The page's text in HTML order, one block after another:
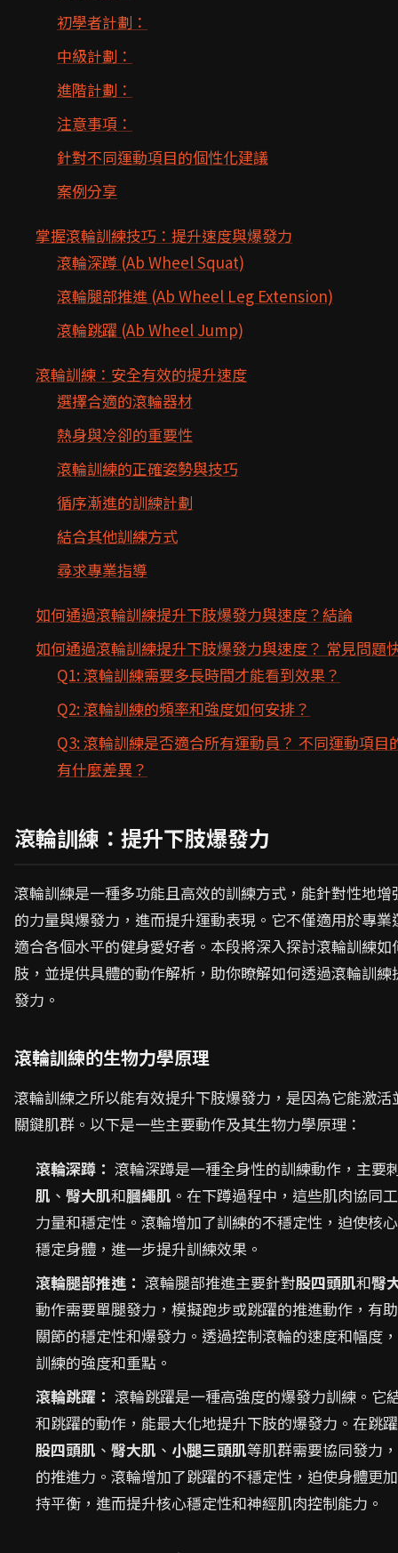
初學者計劃：
中級計劃：
進階計劃：
注意事項：
針對不同運動項目的個性化建議
案例分享
掌握滾輪訓練技巧：提升速度與爆發力
滾輪深蹲 (Ab Wheel Squat)
滾輪腿部推進 (Ab Wheel Leg Extension)
滾輪跳躍 (Ab Wheel Jump)
滾輪訓練：安全有效的提升速度
選擇合適的滾輪器材
熱身與冷卻的重要性
滾輪訓練的正確姿勢與技巧
循序漸進的訓練計劃
結合其他訓練方式
尋求專業指導
如何通過滾輪訓練提升下肢爆發力與速度？結論
如何通過滾輪訓練提升下肢爆發力與速度？ 常見問題
Q1: 滾輪訓練需要多長時間才能看到效果？
Q2: 滾輪訓練的頻率和強度如何安排？
Q3: 滾輪訓練是否適合所有運動員？ 不同運動項目
有什麼差異？
滾輪訓練：提升下肢爆發力
滾輪訓練是一種多功能且高效的訓練方式，能針對性地增
的力量與爆發力，進而提升運動表現。它不僅適用於專業
適合各個水平的健身愛好者。本段將深入探討滾輪訓練如
肢，並提供具體的動作解析，助你瞭解如何透過滾輪訓練
發力。
滾輪訓練的生物力學原理
滾輪訓練之所以能有效提升下肢爆發力，是因為它能激活
關鍵肌群。以下是一些主要動作及其生物力學原理：
滾輪深蹲： 滾輪深蹲是一種全身性的訓練動作，主要
肌 、 臀大肌和膕繩肌 。在下蹲過程中，這些肌肉協同
力量和穩定性。滾輪增加了訓練的不穩定性，迫使核
穩定身體，進一步提升訓練效果。
滾輪腿部推進： 滾輪腿部推進主要針對股四頭肌和臀
動作需要單腿發力，模擬跑步或跳躍的推進動作，有
關節的穩定性和爆發力。透過控制滾輪的速度和幅度
訓練的強度和重點。
滾輪跳躍： 滾輪跳躍是一種高強度的爆發力訓練。它
和跳躍的動作，能最大化地提升下肢的爆發力。在跳
股四頭肌 、 臀大肌 、 小腿三頭肌等肌群需要協同發力
的推進力。滾輪增加了跳躍的不穩定性，迫使身體更
持平衡，進而提升核心穩定性和神經肌肉控制能力。